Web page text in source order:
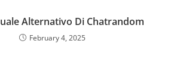
Alternativo Di Chatrandom
February 4, 2025